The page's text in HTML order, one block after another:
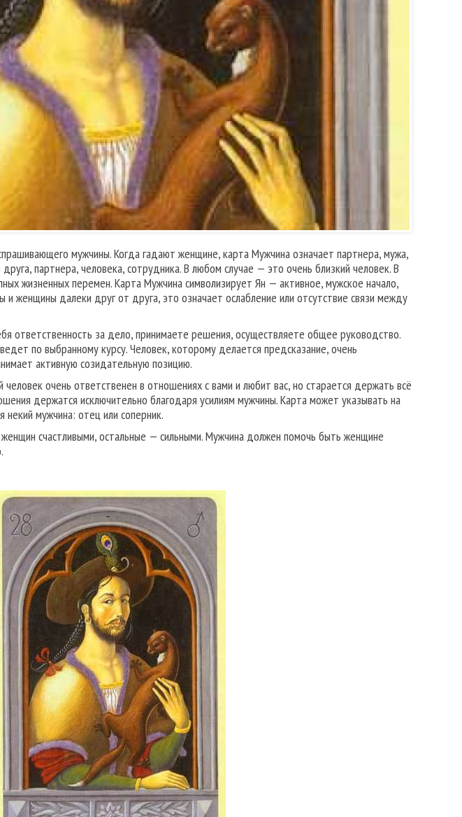
мужчины. Когда гадают женщине, карта Мужчина означает партнера, мужа,
партнера, человека, сотрудника. В любом случае — это очень близкий человек. В
жизненных перемен. Карта Мужчина символизирует Ян — активное, мужское начало,
и женщины далеки друг от друга, это означает ослабление или отсутствие связи между
ответственность за дело, принимаете решения, осуществляете общее руководство.
по выбранному курсу. Человек, которому делается предсказание, очень
активную созидательную позицию.
очень ответственен в отношениях с вами и любит вас, но старается держать всё
держатся исключительно благодаря усилиям мужчины. Карта может указывать на
мужчина: отец или соперник.
счастливыми, остальные — сильными. Мужчина должен помочь быть женщине